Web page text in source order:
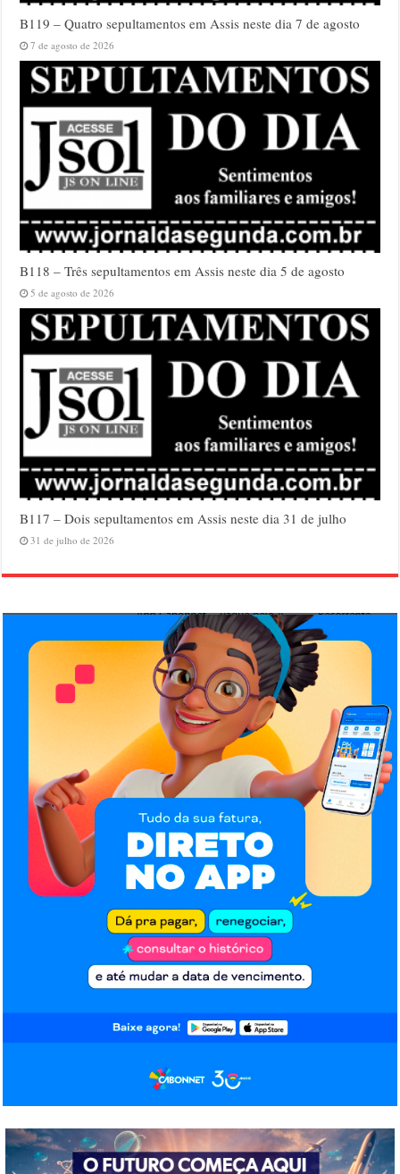
B119 – Quatro sepultamentos em Assis neste dia 7 de agosto
7 de agosto de 2026
B118 – Três sepultamentos em Assis neste dia 5 de agosto
5 de agosto de 2026
B117 – Dois sepultamentos em Assis neste dia 31 de julho
31 de julho de 2026